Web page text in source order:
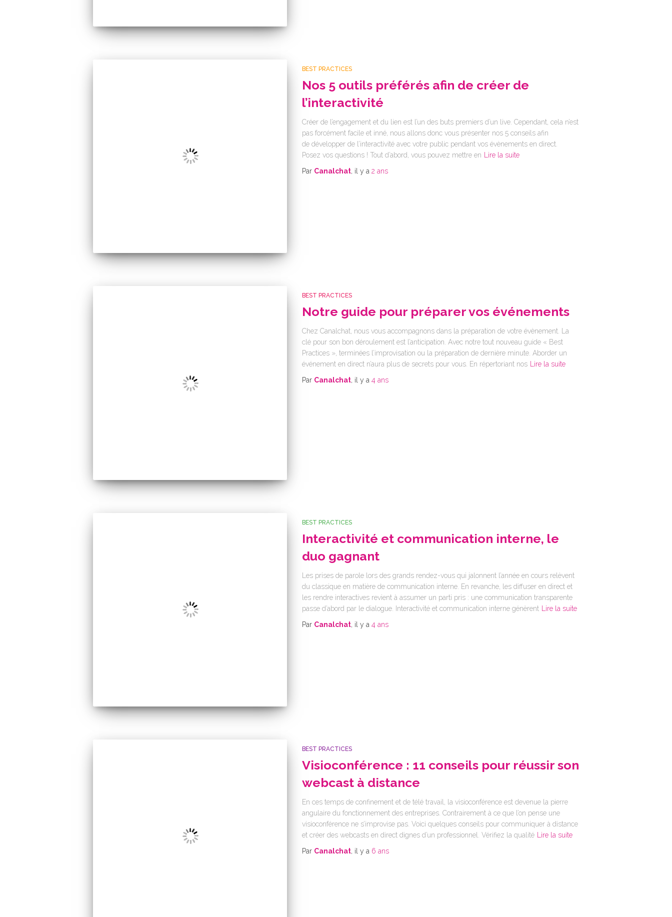
BEST PRACTICES
Nos 5 outils préférés afin de créer de
l’interactivité
Créer de l’engagement et du lien est l’un des buts premiers d’un live. Cependant, cela n’est
pas forcément facile et inné, nous allons donc vous présenter nos 5 conseils afin
de développer de l’interactivité avec votre public pendant vos évènements en direct.
Posez vos questions ! Tout d’abord, vous pouvez mettre en
Lire la suite
Par Canalchat, il y a 2 ans
BEST PRACTICES
Notre guide pour préparer vos événements
Chez Canalchat, nous vous accompagnons dans la préparation de votre évènement. La
clé pour son bon déroulement est l’anticipation. Avec notre tout nouveau guide « Best
Practices », terminées l’improvisation ou la préparation de dernière minute. Aborder un
événement en direct n’aura plus de secrets pour vous. En répertoriant nos Lire la suite
Par Canalchat, il y a 4 ans
BEST PRACTICES
Interactivité et communication interne, le
duo gagnant
Les prises de parole lors des grands rendez-vous qui jalonnent l’année en cours relèvent
du classique en matière de communication interne. En revanche, les diffuser en direct et
les rendre interactives revient à assumer un parti pris : une communication transparente
passe d’abord par le dialogue. Interactivité et communication interne génèrent
Lire la suite
Par Canalchat, il y a 4 ans
BEST PRACTICES
Visioconférence : 11 conseils pour réussir son
webcast à distance
En ces temps de confinement et de télé travail, la visioconférence est devenue la pierre
angulaire du fonctionnement des entreprises. Contrairement à ce que l’on pense une
visioconférence ne s’improvise pas. Voici quelques conseils pour communiquer à distance
et créer des webcasts en direct dignes d’un professionnel. Vérifiez la qualité
Lire la suite
Par Canalchat, il y a 6 ans